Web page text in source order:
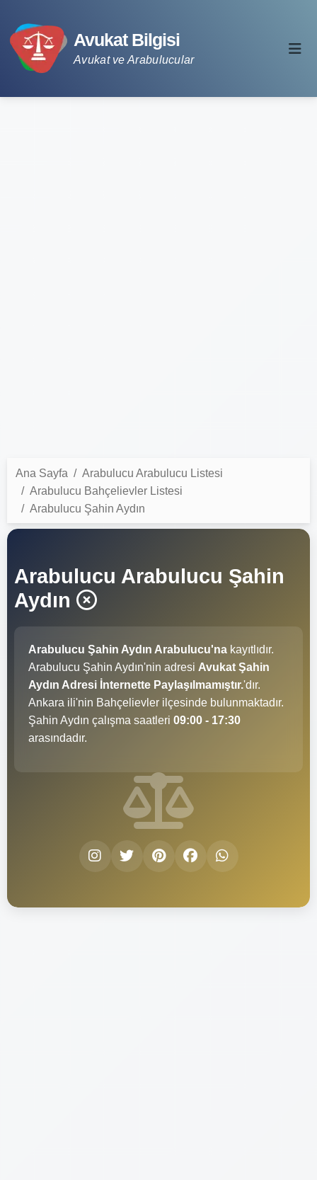
Avukat Bilgisi
Avukat ve Arabulucular
Ana Sayfa
Arabulucu Arabulucu Listesi
Arabulucu Bahçelievler Listesi
Arabulucu Şahin Aydın
Arabulucu Arabulucu Şahin
Aydın
Arabulucu Şahin Aydın Arabulucu'na kayıtlıdır.
Arabulucu Şahin Aydın'nin adresi Avukat Şahin
Aydın Adresi İnternette Paylaşılmamıştır.'dır.
Ankara ili'nin Bahçelievler ilçesinde bulunmaktadır.
Şahin Aydın çalışma saatleri 09:00 - 17:30
arasındadır.